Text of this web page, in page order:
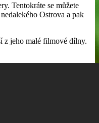
Tentokráte se můžete
Ostrova a pak
z jeho malé filmové dílny.